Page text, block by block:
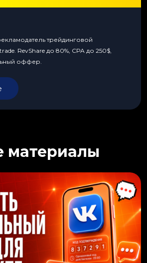
трейдинговой
RevShare до 80%, CPA до 250$,
оффер.
материалы